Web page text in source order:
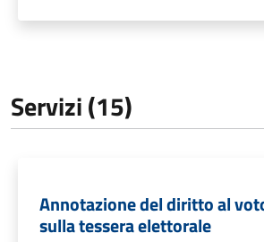
Servizi (15)
Annotazione del diritto al
sulla tessera elettorale